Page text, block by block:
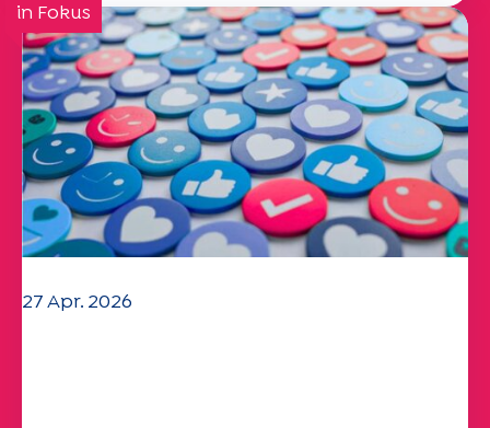
in Fokus
27 Apr. 2026